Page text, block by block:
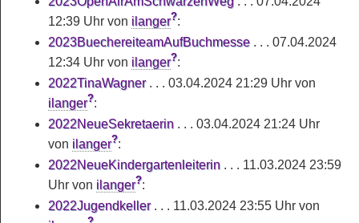
12:39 Uhr von ilanger?:
2023BuechereiteamAufBuchmesse . . . 07.04.2024
12:34 Uhr von ilanger?:
2022TinaWagner. . . 03.04.2024 21:29 Uhr von
ilanger?:
2022NeueSekretaerin . . . 03.04.2024 21:24 Uhr
von ilanger?:
2022NeueKindergartenleiterin . . . 11.03.2024 23:59
Uhr von ilanger?:
2022Jugendkeller. . . 11.03.2024 23:55 Uhr von